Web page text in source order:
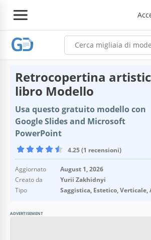
Retrocopertina
libro Modello
Usa questo gratuito modello con
Google Slides and Microsoft
PowerPoint
4.25 (1 recensioni)
Aggiornato
August 1, 2026
Creato da
Yurii Zakhidnyi
Tipo
Saggistica, Estetico, Verticale,
ADVERTISEMENT